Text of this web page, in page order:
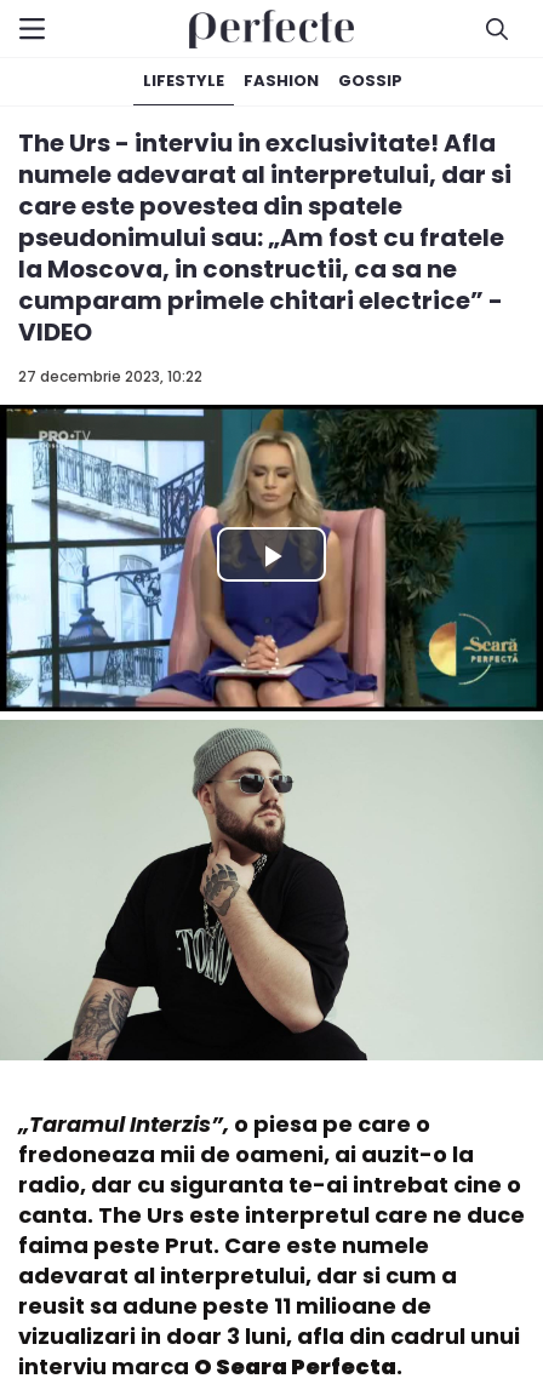
LIFESTYLE FASHION GOSSIP
27 decembrie 2023, 10:22
The Urs - interviu in exclusivitate! Afla
numele adevarat al interpretului, dar si
care este povestea din spatele
pseudonimului sau: „Am fost cu fratele
la Moscova, in constructii, ca sa ne
cumparam primele chitari electrice” -
VIDEO
„Taramul Interzis”, o piesa pe care o
fredoneaza mii de oameni, ai auzit-o la
radio, dar cu siguranta te-ai intrebat cine o
canta. The Urs este interpretul care ne duce
faima peste Prut. Care este numele
adevarat al interpretului, dar si cum a
reusit sa adune peste 11 milioane de
vizualizari in doar 3 luni, afla din cadrul unui
interviu marca O Seara Perfecta.